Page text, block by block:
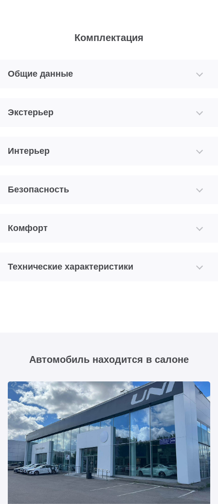
Комплектация
Общие данные
Экстерьер
Интерьер
Безопасность
Комфорт
Технические характеристики
Автомобиль находится в салоне